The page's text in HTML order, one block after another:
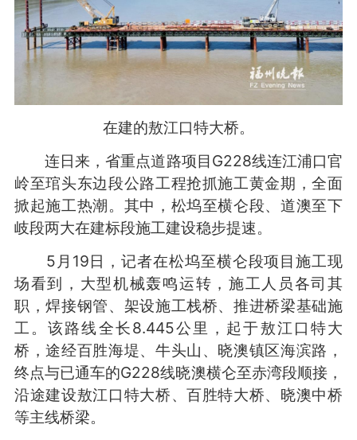
在建的敖江口特大桥。
连日来，省重点道路项目G228线连江浦口官
岭至琯头东边段公路工程抢抓施工黄金期，全面
掀起施工热潮。其中，松坞至横仑段、道澳至下
岐段两大在建标段施工建设稳步提速。
5月19日，记者在松坞至横仑段项目施工现
场看到，大型机械轰鸣运转，施工人员各司其
职，焊接钢管、架设施工栈桥、推进桥梁基础施
工。该路线全长8.445公里，起于敖江口特大
桥，途经百胜海堤、牛头山、晓澳镇区海滨路，
终点与已通车的G228线晓澳横仑至赤湾段顺接，
沿途建设敖江口特大桥、百胜特大桥、晓澳中桥
等主线桥梁。